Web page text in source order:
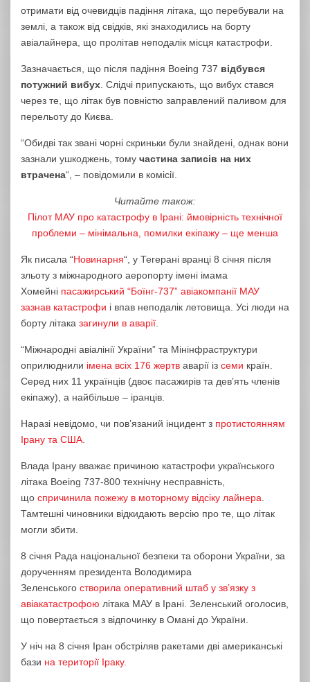
отримати від очевидців падіння літака, що перебували на
землі, а також від свідків, які знаходились на борту
авіалайнера, що пролітав неподалік місця катастрофи.
Зазначається, що після падіння Boeing 737 відбувся
потужний вибух. Слідчі припускають, що вибух стався
через те, що літак був повністю заправлений паливом для
перельоту до Києва.
“Обидві так звані чорні скриньки були знайдені, однак вони
зазнали ушкоджень, тому частина записів на них
втрачена“, – повідомили в комісії.
Читайте також:
Пілот МАУ про катастрофу в Ірані: ймовірність технічної
проблеми – мінімальна, помилки екіпажу – ще менша
Як писала “Новинарня“, у Тегерані вранці 8 січня після
зльоту з міжнародного аеропорту імені імама
Хомейні пасажирський “Боїнг-737” авіакомпанії МАУ
зазнав катастрофи і впав неподалік летовища. Усі люди на
борту літака загинули в аварії.
“Міжнародні авіалінії України” та Мінінфраструктури
оприлюднили імена всіх 176 жертв аварії із семи країн.
Серед них 11 українців (двоє пасажирів та дев’ять членів
екіпажу), а найбільше – іранців.
Наразі невідомо, чи пов’язаний інцидент з протистоянням
Ірану та США.
Влада Ірану вважає причиною катастрофи українського
літака Boeing 737-800 технічну несправність,
що спричинила пожежу в моторному відсіку лайнера.
Тамтешні чиновники відкидають версію про те, що літак
могли збити.
8 січня Рада національної безпеки та оборони України, за
дорученням президента Володимира
Зеленського створила оперативний штаб у зв’язку з
авіакатастрофою літака МАУ в Ірані. Зеленський оголосив,
що повертається з відпочинку в Омані до України.
У ніч на 8 січня Іран обстріляв ракетами дві американські
бази на території Іраку.